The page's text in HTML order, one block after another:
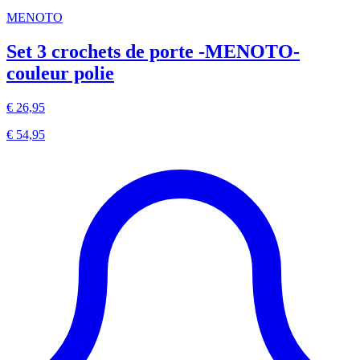
MENOTO
Set 3 crochets de porte -MENOTO-
couleur polie
€ 26,95
€ 54,95